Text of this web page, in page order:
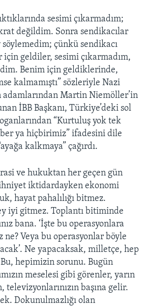
720p 1080p
1080p
sesimi çıkarmadım;
değildim. Sonra sendikacılar
çünkü sendikacı
geldiler, sesimi çıkarmadım,
Benim için geldiklerinde,
kalmamıştı” sözleriyle Nazi
Martin Niemöller’in
İBB Başkanı, Türkiye’deki sol
“Kurtuluş yok tek
ya hiçbirimiz” ifadesini dile
kalkmaya” çağırdı.
ve hukuktan her geçen gün
iktidardayken ekonomi
hayat pahalılığı bitmez.
iyi gitmez. Toplantı bitiminde
bana. ‘İşte bu operasyonlara
ne? Veya bu operasyonlar böyle
Ne yapacaksak, milletçe, hep
hepimizin sorunu. Bugün
meselesi gibi görenler, yarın
başına gelir.
Dokunulmazlığı olan